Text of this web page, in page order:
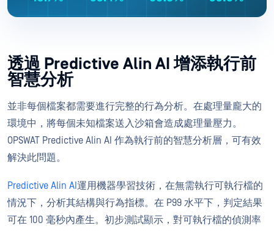
透過 Predictive Alin AI 增添執行前
智慧分析
並非每個檔案都需要進行完整的行為分析。在處理量龐大的
環境中，將每個未知檔案送入沙箱會造成處理量壓力。
OPSWAT Predictive Alin AI 作為執行前的智慧分析層，可有效
解決此問題。
Predictive Alin AI 運用機器學習技術，在無需執行可執行檔的
情況下，分析其結構與行為指標。在 P99 水平下，判定結果
可在 100 毫秒內產生。初步測試顯示，對可執行檔的偵測率